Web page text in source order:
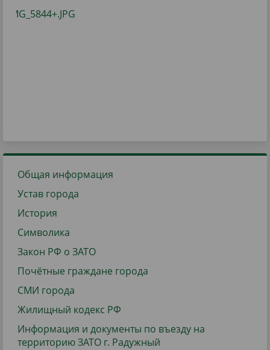
Общая информация
Устав города
История
Символика
Закон РФ о ЗАТО
Почётные граждане города
СМИ города
Жилищный кодекс РФ
Информация и документы по въезду на
территорию ЗАТО г. Радужный